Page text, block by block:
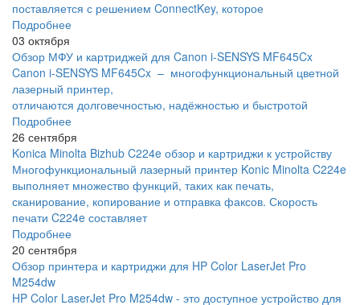
поставляется с решением ConnectKey, которое
Подробнее
03 октября
Обзор МФУ и картриджей для Canon i-SENSYS MF645Cx
Canon i-SENSYS MF645Cx – многофункциональный цветной
лазерный принтер,
отличаются долговечностью, надёжностью и быстротой
Подробнее
26 сентября
Konica Minolta Bizhub C224e обзор и картриджи к устройству
Многофункциональный лазерный принтер Konic Minolta C224e
выполняет множество функций, таких как печать,
сканирование, копирование и отправка факсов. Скорость
печати C224e составляет
Подробнее
20 сентября
Обзор принтера и картриджи для HP Color LaserJet Pro
M254dw
HP Color LaserJet Pro M254dw - это доступное устройство для